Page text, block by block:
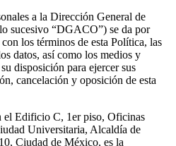
a la Dirección General de
sucesivo “DGACO”) se da por
los términos de esta Política, las
datos, así como los medios y
disposición para ejercer sus
cancelación y oposición de esta
Edificio C, 1er piso, Oficinas
Universitaria, Alcaldía de
Ciudad de México, es la